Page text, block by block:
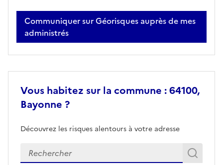
Communiquer sur Géorisques auprès de mes
administrés
Vous habitez sur la commune : 64100,
Bayonne ?
Découvrez les risques alentours à votre adresse
Veuillez renseigner votre adresse exacte